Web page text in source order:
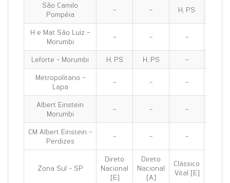
São Camilo
Pompéia
- - H, PS
H e Mat São Luíz -
Morumbi
- - -
Leforte - Morumbi H, PS H, PS -
Metropolitano -
Lapa
- - -
Albert Einstein
Morumbi
- - -
CM Albert Einstein -
Perdizes
- - -
Zona Sul - SP
Direto
Nacional
[E]
Direto
Nacional
[A]
Clássico
Vital [E]